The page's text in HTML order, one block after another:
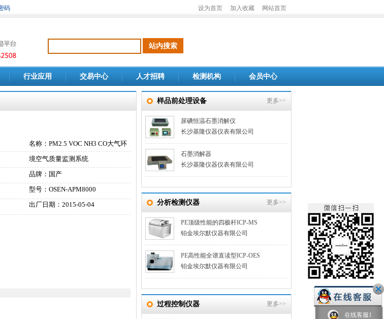
设为首页 加入收藏 网站首页
行业应用 交易中心 人才招聘 检测机构 会员中心
名称：PM2.5 VOC NH3 CO大气环
境空气质量监测系统
品牌：国产
型号：OSEN-APM8000
出厂日期：2015-05-04
样品前处理设备 更多>>
尿碘恒温石墨消解仪
长沙基隆仪器仪表有限公司
石墨消解器
长沙基隆仪器仪表有限公司
分析检测仪器 更多>>
PE顶级性能的四极杆ICP-MS
铂金埃尔默仪器有限公司
PE高性能全谱直读型ICP-OES
铂金埃尔默仪器有限公司
过程控制仪器 更多>>
在线客服1